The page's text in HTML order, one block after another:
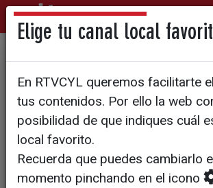
¿Qué pasa ahora
multas por
restricciones durante
estado de alarma?
Elige tu canal local
En RTVCYL queremos facilitarte
tus contenidos. Por ello la web
posibilidad de que indiques cuál
local favorito.
Recuerda que puedes cambiarlo
momento pinchando en el icono